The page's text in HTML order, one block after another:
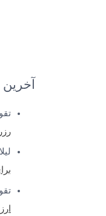
آخرین